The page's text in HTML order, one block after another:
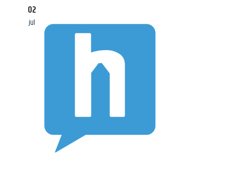
Aanmelden nieuwsbrief
02
jul